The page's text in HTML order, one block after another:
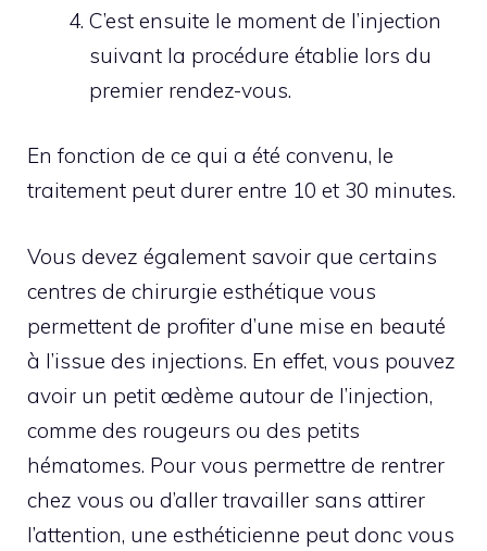
C’est ensuite le moment de l’injection
suivant la procédure établie lors du
premier rendez-vous.
En fonction de ce qui a été convenu, le
traitement peut durer entre 10 et 30 minutes.
Vous devez également savoir que certains
centres de chirurgie esthétique vous
permettent de profiter d’une mise en beauté
à l’issue des injections. En effet, vous pouvez
avoir un petit œdème autour de l’injection,
comme des rougeurs ou des petits
hématomes. Pour vous permettre de rentrer
chez vous ou d’aller travailler sans attirer
l’attention, une esthéticienne peut donc vous